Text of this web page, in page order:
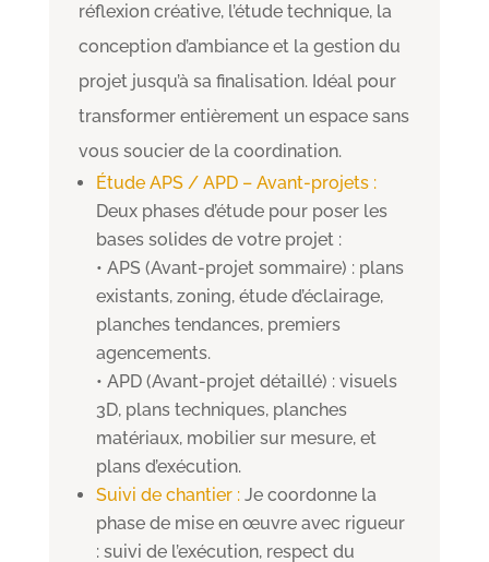
réflexion créative, l’étude technique, la
conception d’ambiance et la gestion du
projet jusqu’à sa finalisation. Idéal pour
transformer entièrement un espace sans
vous soucier de la coordination.
Étude APS / APD – Avant-projets :
Deux phases d’étude pour poser les
bases solides de votre projet :
• APS (Avant-projet sommaire) : plans
existants, zoning, étude d’éclairage,
planches tendances, premiers
agencements.
• APD (Avant-projet détaillé) : visuels
3D, plans techniques, planches
matériaux, mobilier sur mesure, et
plans d’exécution.
Suivi de chantier :Je coordonne la
phase de mise en œuvre avec rigueur
: suivi de l’exécution, respect du